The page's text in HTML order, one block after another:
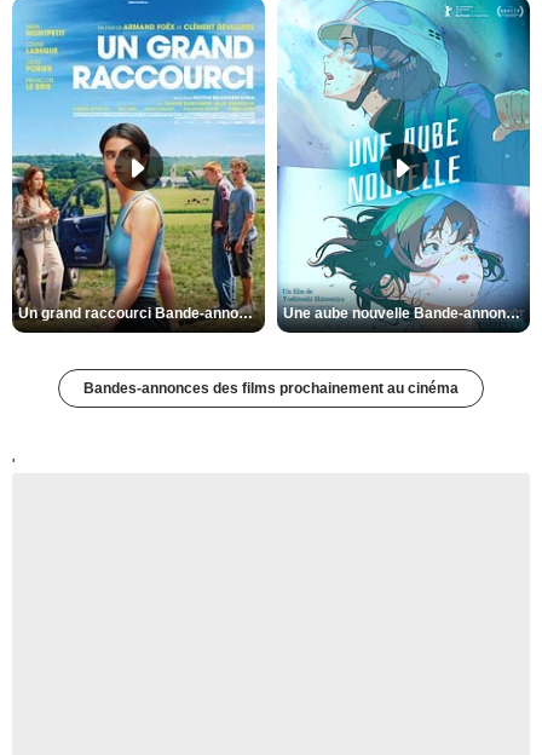
Un grand raccourci Bande-annonce VF Une aube nouvelle Bande-annonce VO STFR
Bandes-annonces des films prochainement au cinéma
'